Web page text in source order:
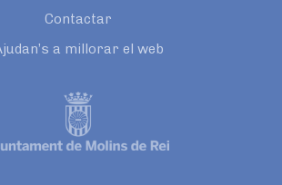
Contactar
a millorar el web